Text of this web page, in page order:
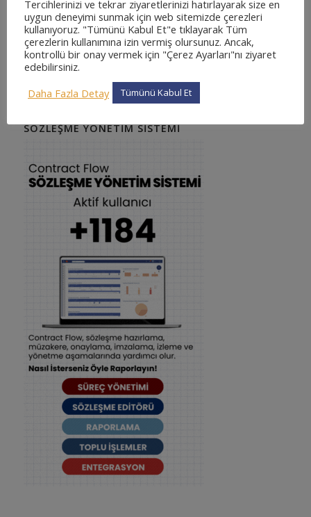
SÖZLEŞME YÖNETIM SISTEMI
Tercihlerinizi ve tekrar ziyaretlerinizi hatırlayarak size en
uygun deneyimi sunmak için web sitemizde çerezleri
kullanıyoruz. "Tümünü Kabul Et"e tıklayarak Tüm
çerezlerin kullanımına izin vermiş olursunuz. Ancak,
kontrollü bir onay vermek için "Çerez Ayarları"nı ziyaret
edebilirsiniz.
Daha Fazla Detay
Tümünü Kabul Et